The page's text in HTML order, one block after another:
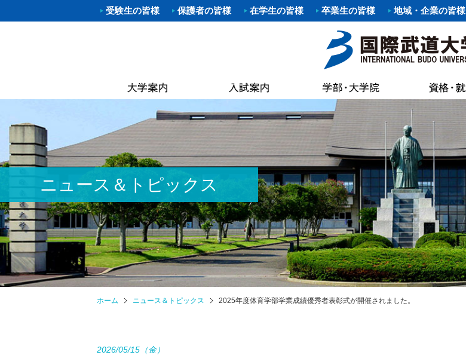
受験生の皆様 保護者の皆様 在学生の皆様 卒業生の皆様 地域・企業の皆様
沿革
建学の精神・教育目標・各種方針
校歌
校章・ロゴ・シンボルマーク
3つのポリシー
アセスメントポリシー
ミッション・ステイトメント
教員紹介
履修の手引・授業概要
大学院入試要項
オープンキャンパス
進学相談会
入学金・学費等
入試資料請求
別科 武道専修課程
大学院
カリキュラム
取得可能な資格
教員紹介
進路（就職）支援プログラム・イベント
就職概要状況（結果）
求人お申し込みのお願い（求人受付）
武大NAVI（求人検索）
求人企業・卒業生アンケート
OPAC（国際武道大学蔵書検索）
国際交流プログラム
黒潮祭
学費・奨学金
各種手続き
剣道部
なぎなた部
バスケットボール部
ハンドボール部
バドミントン部
体操部
ダンス部
バーベル部
ゴルフ部
ソフトボール部
キンボール部
サーフィン部
居合道準クラブ
冬季競技準クラブ
ボクシング同好会
軽音楽同好会
野外スポーツ同好会
フットサル同好会
ストリートダンス同好会
ビーチバレー同好会
茶道部
書道部
ICG同好会
大学祭実行委員会
ニュース＆トピックス
ホーム ニュース＆トピックス 2025年度体育学部学業成績優秀者表彰式が開催されました。
2026/05/15（金）